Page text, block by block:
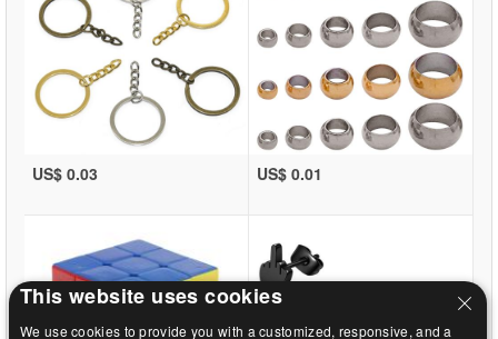
US$ 0.03 US$ 0.01
This website uses cookies
We use cookies to provide you with a customized, responsive, and a